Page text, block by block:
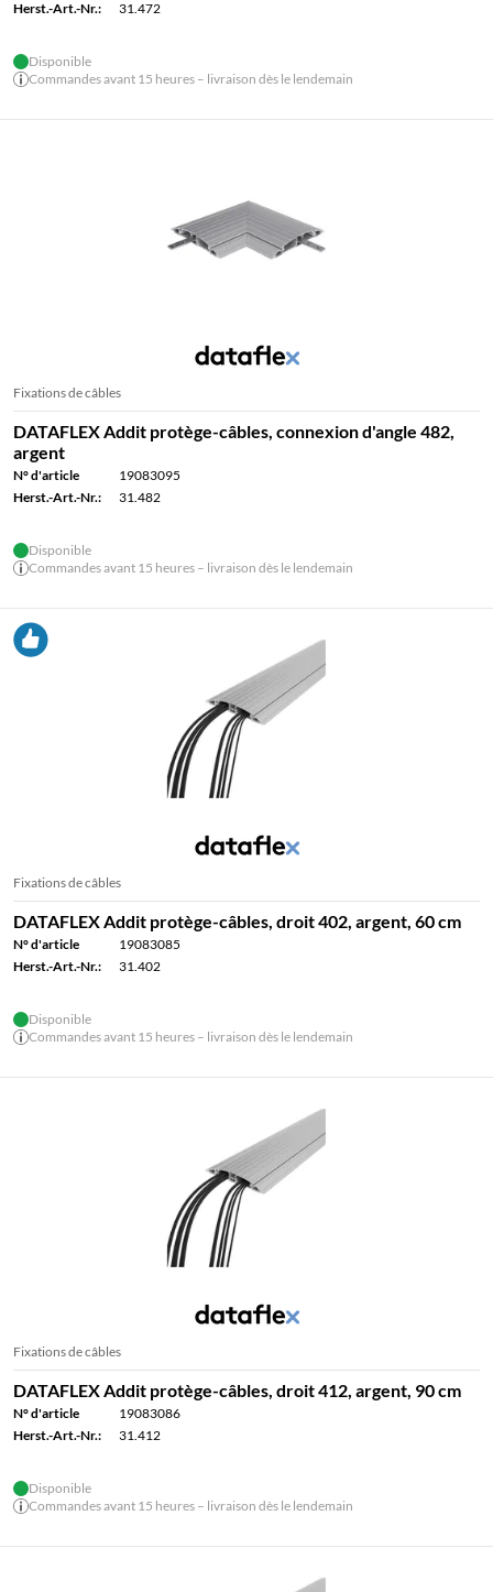
Herst.-Art.-Nr.: 31.472
Disponible
Commandes avant 15 heures – livraison dès le lendemain
Fixations de câbles
DATAFLEX Addit protège-câbles, connexion d'angle 482,
argent
N° d'article
19083095
Herst.-Art.-Nr.:
31.482
Disponible
Commandes avant 15 heures – livraison dès le lendemain
Fixations de câbles
DATAFLEX Addit protège-câbles, droit 402, argent, 60 cm
N° d'article
19083085
Herst.-Art.-Nr.:
31.402
Disponible
Commandes avant 15 heures – livraison dès le lendemain
Fixations de câbles
DATAFLEX Addit protège-câbles, droit 412, argent, 90 cm
N° d'article
19083086
Herst.-Art.-Nr.:
31.412
Disponible
Commandes avant 15 heures – livraison dès le lendemain